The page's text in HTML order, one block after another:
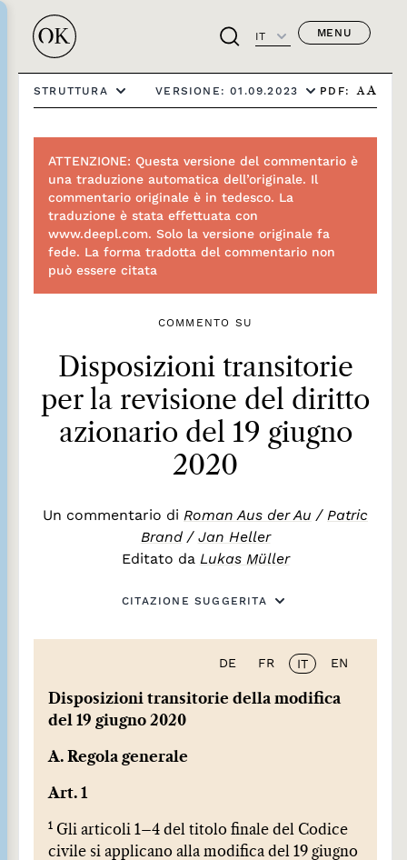
IT MENU
STRUTTURA VERSIONE: 01.09.2023 PDF: A A
ATTENZIONE: Questa versione del commentario è
una traduzione automatica dell’originale. Il
commentario originale è in tedesco. La
traduzione è stata effettuata con
www.deepl.com. Solo la versione originale fa
fede. La forma tradotta del commentario non
può essere citata
COMMENTO SU
Disposizioni transitorie
per la revisione del diritto
azionario del 19 giugno
2020
Un commentario di Roman Aus der Au / Patric
Brand/ Jan Heller
Editato da Lukas Müller
CITAZIONE SUGGERITA
DE FR IT EN
Disposizioni transitorie della modifica
del 19 giugno 2020
A. Regola generale
Art. 1
1 Gli articoli 1–4 del titolo finale del Codice
civile si applicano alla modifica del 19 giugno